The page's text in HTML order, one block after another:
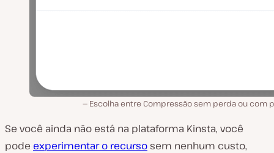
Escolha entre Compressão sem perda ou com
Se você ainda não está na plataforma Kinsta, você
pode experimentar o recurso sem nenhum custo,